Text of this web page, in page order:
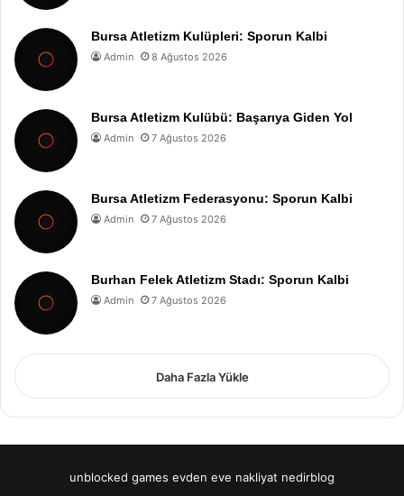
Bursa Atletizm Kulüpleri: Sporun Kalbi
Admin 8 Ağustos 2026
Bursa Atletizm Kulübü: Başarıya Giden Yol
Admin 7 Ağustos 2026
Bursa Atletizm Federasyonu: Sporun Kalbi
Admin 7 Ağustos 2026
Burhan Felek Atletizm Stadı: Sporun Kalbi
Admin 7 Ağustos 2026
Daha Fazla Yükle
unblocked games evden eve nakliyat nedirblog